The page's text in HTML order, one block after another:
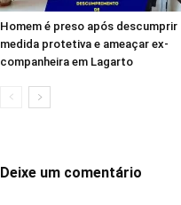
Homem é preso após descumprir
medida protetiva e ameaçar ex-
companheira em Lagarto
Deixe um comentário